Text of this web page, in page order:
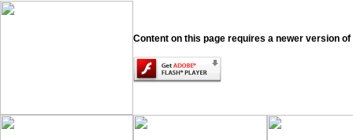
Content on this page requires a newer version of